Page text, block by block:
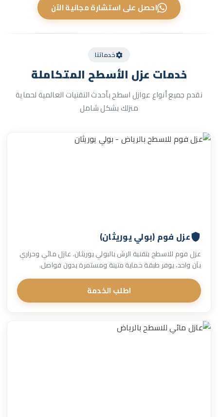
احصل على استشارة مجانية الآن
خدماتنا
خدمات عزل الأسطح المتكاملة
نقدم جميع أنواع عوازل اسطح بأحدث التقنيات العالمية لحماية
منزلك بشكل شامل
عزل فوم (بولي يوريثان)
عزل فوم للاسطح بتقنية الرش بالبولي يوريثان. عازل مائي وحراري
بآن واحد، يوفر طبقة حماية متينة ومستمرة بدون فواصل.
اطلب الخدمة